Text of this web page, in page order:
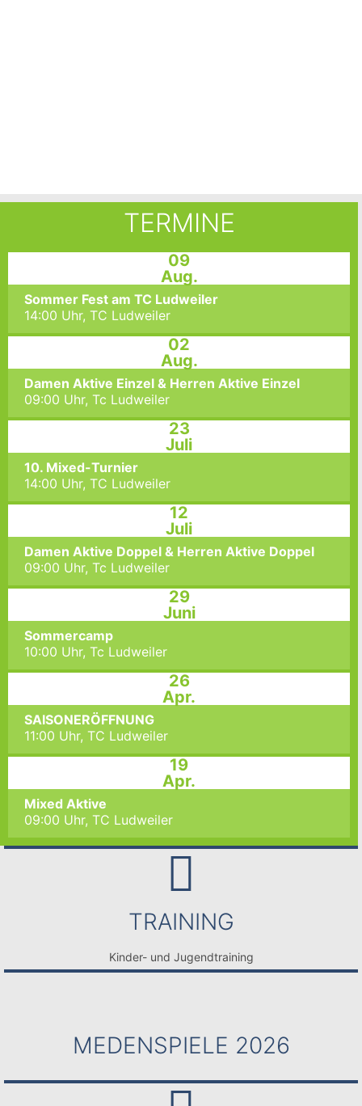
TERMINE
09
Aug.
Sommer Fest am TC Ludweiler
14:00 Uhr, TC Ludweiler
02
Aug.
Damen Aktive Einzel & Herren Aktive Einzel
09:00 Uhr, Tc Ludweiler
23
Juli
10. Mixed-Turnier
14:00 Uhr, TC Ludweiler
12
Juli
Damen Aktive Doppel & Herren Aktive Doppel
09:00 Uhr, Tc Ludweiler
29
Juni
Sommercamp
10:00 Uhr, Tc Ludweiler
26
Apr.
SAISONERÖFFNUNG
11:00 Uhr, TC Ludweiler
19
Apr.
Mixed Aktive
09:00 Uhr, TC Ludweiler
TRAINING
Kinder- und Jugendtraining
MEDENSPIELE 2026